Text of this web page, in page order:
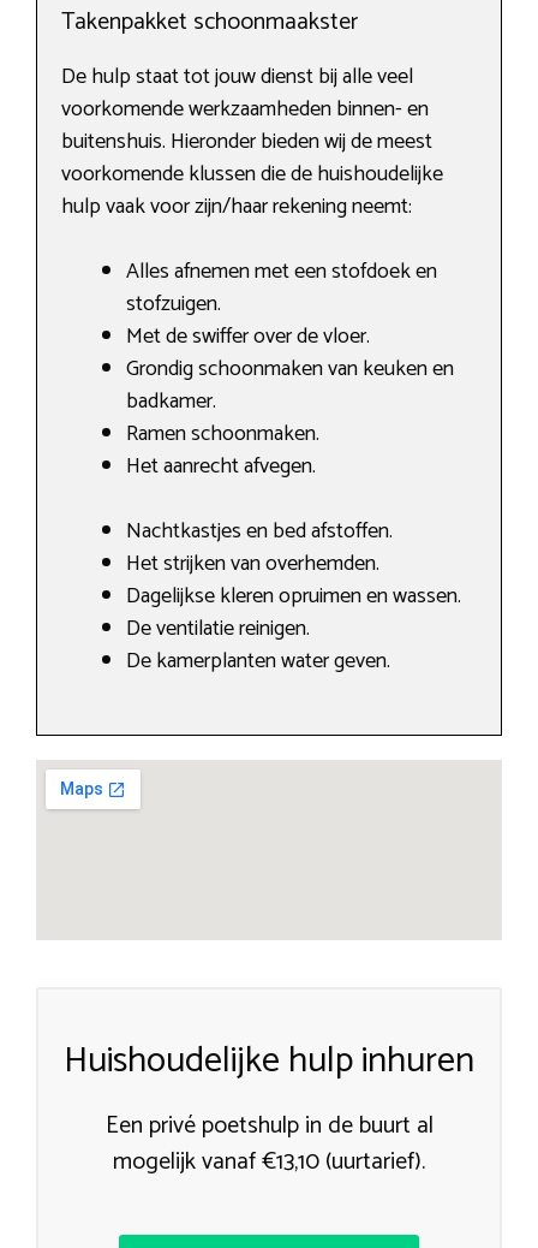
Takenpakket schoonmaakster
De hulp staat tot jouw dienst bij alle veel
voorkomende werkzaamheden binnen- en
buitenshuis. Hieronder bieden wij de meest
voorkomende klussen die de huishoudelijke
hulp vaak voor zijn/haar rekening neemt:
Alles afnemen met een stofdoek en
stofzuigen.
Met de swiffer over de vloer.
Grondig schoonmaken van keuken en
badkamer.
Ramen schoonmaken.
Het aanrecht afvegen.
Nachtkastjes en bed afstoffen.
Het strijken van overhemden.
Dagelijkse kleren opruimen en wassen.
De ventilatie reinigen.
De kamerplanten water geven.
Huishoudelijke hulp inhuren
Een privé poetshulp in de buurt al
mogelijk vanaf €13,10 (uurtarief).